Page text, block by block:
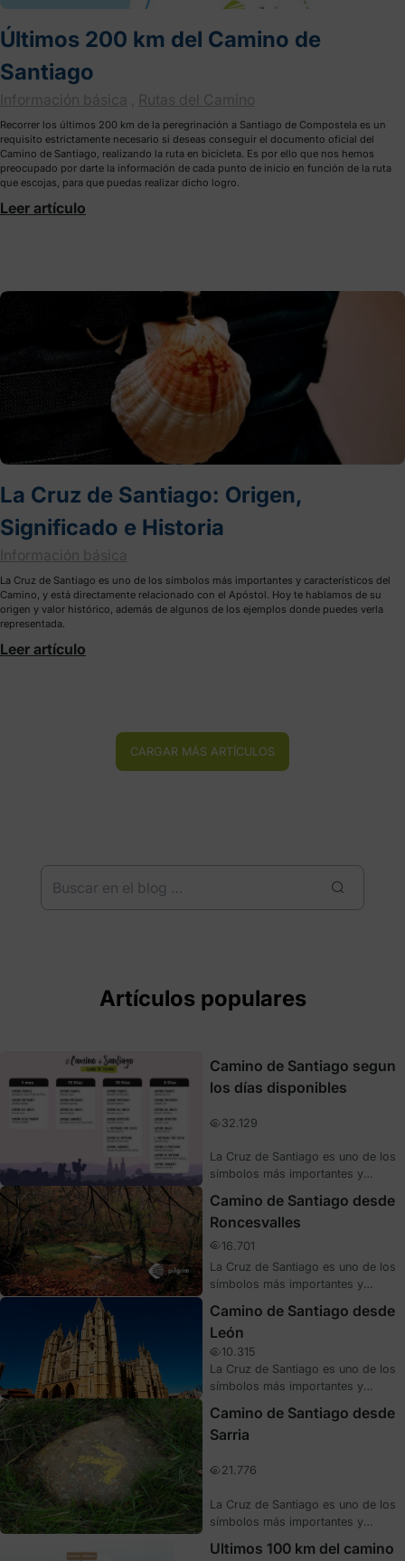
Últimos 200 km del Camino de
Santiago
Información básica Rutas del Camino
Recorrer los últimos 200 km de la peregrinación a Santiago de Compostela es un
requisito estrictamente necesario si deseas conseguir el documento oficial del
Camino de Santiago, realizando la ruta en bicicleta. Es por ello que nos hemos
preocupado por darte la información de cada punto de inicio en función de la ruta
que escojas, para que puedas realizar dicho logro.
Leer artículo
La Cruz de Santiago: Origen,
Significado e Historia
Información básica
La Cruz de Santiago es uno de los símbolos más importantes y característicos del
Camino, y está directamente relacionado con el Apóstol. Hoy te hablamos de su
origen y valor histórico, además de algunos de los ejemplos donde puedes verla
representada.
Leer artículo
CARGAR MÁS ARTÍCULOS
Artículos populares
Camino de Santiago segun
los días disponibles
32.129
La Cruz de Santiago es uno de los
símbolos más importantes y
directamente relacionado con el
Apóstol. Hoy te hablamos de su
origen y valor histórico, además
de algunos de los ejemplos donde
puedes verla representada.
Camino de Santiago desde
Roncesvalles
16.701
La Cruz de Santiago es uno de los
símbolos más importantes y
directamente relacionado con el
Apóstol. Hoy te hablamos de su
origen y valor histórico, además
de algunos de los ejemplos donde
puedes verla representada.
Camino de Santiago desde
León
10.315
La Cruz de Santiago es uno de los
símbolos más importantes y
directamente relacionado con el
Apóstol. Hoy te hablamos de su
de algunos de los ejemplos donde
Camino de Santiago desde
Sarria
21.776
La Cruz de Santiago es uno de los
símbolos más importantes y
directamente relacionado con el
Ultimos 100 km del camino